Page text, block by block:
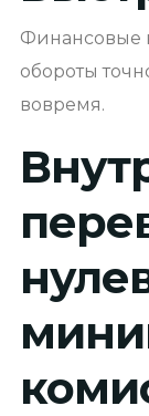
Финансовые
обороты
вовремя.